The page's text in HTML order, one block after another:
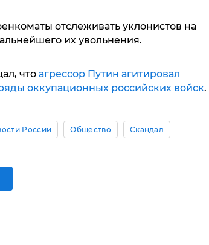
отслеживать уклонистов на
их увольнения.
что агрессор Путин агитировал
оккупационных российских войск.
России Общество Скандал